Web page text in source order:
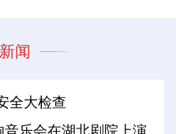
闻
全大检查